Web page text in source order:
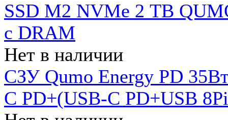
SSD M2 NVMe 2 ТB
c DRAM
Нет в наличии
СЗУ Qumo Energy PD
C PD+(USB-C PD+USB